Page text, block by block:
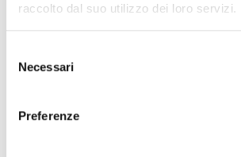
raccolto dal suo utilizzo dei loro servizi.
delNecessari
Preferenze